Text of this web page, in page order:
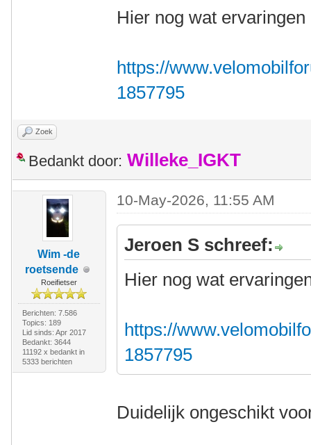
Hier nog wat
https://
1857795
Zoek
Bedankt door: Willeke_IGKT
Wim -de
roetsende
Roeifietser
Berichten: 7.586
Topics: 189
Lid sinds: Apr 2017
Bedankt: 3644
11192 x bedankt in
5333 berichten
10-May-2026, 11:55 AM
Jeroen S schreef:
Hier nog wat
https://
1857795
Duidelijk ongeschikt